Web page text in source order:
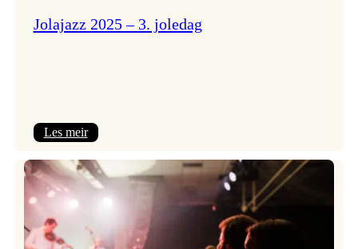
Jolajazz 2025 – 3. joledag
Les meir:
2025
–
joledag